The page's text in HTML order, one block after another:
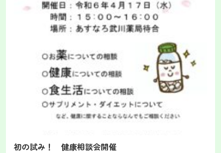
初の試み！ 健康相談会開催